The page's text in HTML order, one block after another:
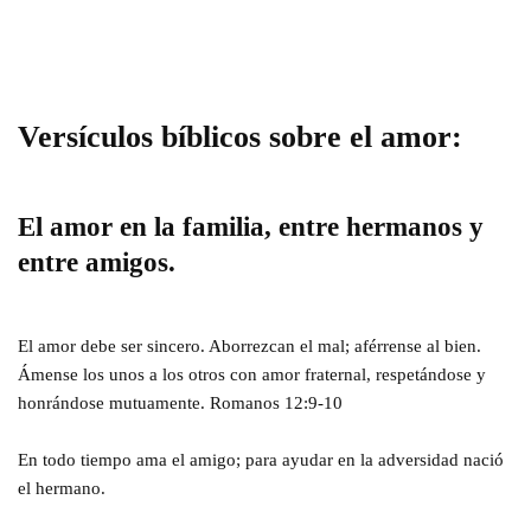
Versículos bíblicos sobre el amor:
El amor en la familia, entre hermanos y
entre amigos.
El amor debe ser sincero. Aborrezcan el mal; aférrense al bien.
Ámense los unos a los otros con amor fraternal, respetándose y
honrándose mutuamente. Romanos 12:9-10
En todo tiempo ama el amigo; para ayudar en la adversidad nació
el hermano.